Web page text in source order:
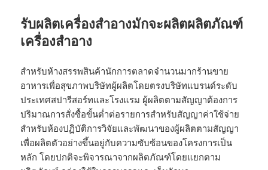
รับผลิตเครื่องสำอางมักจะผลิตผลิตภัณฑ์
เครื่องสำอาง
สำหรับห้างสรรพสินค้านักการตลาดจำนวนมากร้านขาย
อาหารเพื่อสุขภาพบริษัทผู้ผลิตโดยตรงบริษัทแบรนด์ระดับ
ประเทศสปารีสอร์ทและโรงแรม ผู้ผลิตตามสัญญาต้องการ
ปริมาณการสั่งซื้อขั้นต่ำต่อรายการสำหรับสัญญาค่าใช้จ่าย
สำหรับห้องปฏิบัติการวิจัยและพัฒนาของผู้ผลิตตามสัญญา
เพื่อผลิตตัวอย่างขึ้นอยู่กับความซับซ้อนของโครงการเป็น
หลัก โดยปกติจะพิจารณาจากผลิตภัณฑ์โดยแยกตาม